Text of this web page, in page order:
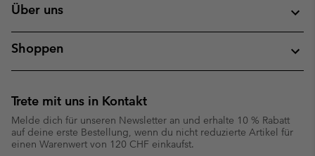
Über uns
Shoppen
Trete mit uns in Kontakt
Melde dich für unseren Newsletter an und erhalte 10 % Rabatt
auf deine erste Bestellung, wenn du nicht reduzierte Artikel für
einen Warenwert von 120 CHF einkaufst.